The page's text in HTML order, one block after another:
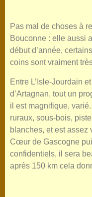
Pas mal de choses à
Bouconne : elle aussi
début d’année,
coins sont vraiment
Entre L’Isle-Jourdain
d’Artagnan, tout un
il est magnifique,
ruraux, sous-bois,
blanches, et est
Cœur de Gascogne
confidentiels, il sera
après 150 km cela